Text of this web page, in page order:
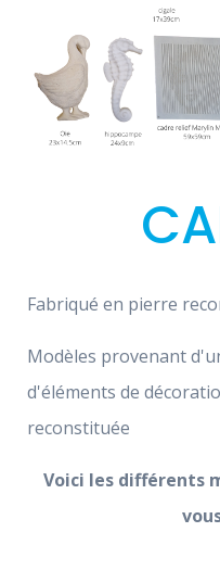
Fabriqué en pierre
Modèles provenant
d'éléments de
reconstituée
Voici les différents